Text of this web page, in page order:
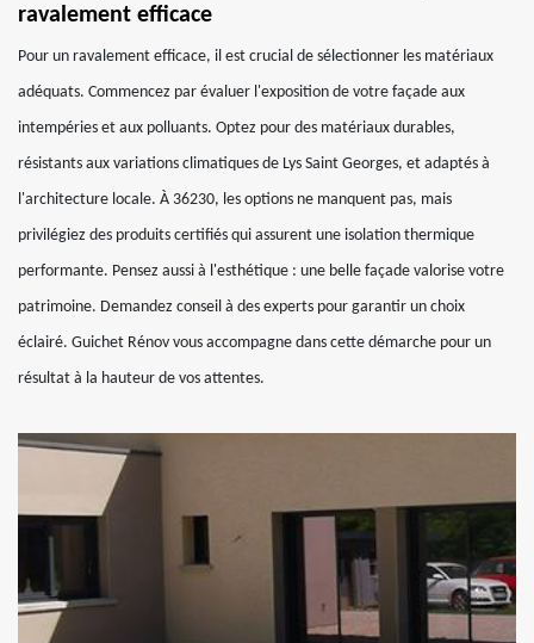
ravalement efficace
Pour un ravalement efficace, il est crucial de sélectionner les matériaux
adéquats. Commencez par évaluer l'exposition de votre façade aux
intempéries et aux polluants. Optez pour des matériaux durables,
résistants aux variations climatiques de Lys Saint Georges, et adaptés à
l'architecture locale. À 36230, les options ne manquent pas, mais
privilégiez des produits certifiés qui assurent une isolation thermique
performante. Pensez aussi à l'esthétique : une belle façade valorise votre
patrimoine. Demandez conseil à des experts pour garantir un choix
éclairé. Guichet Rénov vous accompagne dans cette démarche pour un
résultat à la hauteur de vos attentes.